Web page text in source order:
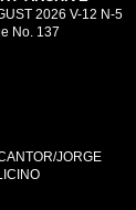
2026 V-12 N-5
No. 137
JORGE